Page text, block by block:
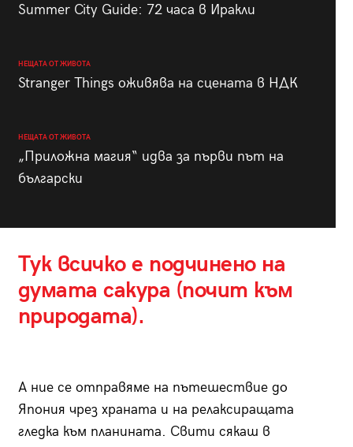
Summer City Guide: 72 часа в Иракли
НЕЩАТА ОТ ЖИВОТА
Stranger Things оживява на сцената в НДК
НЕЩАТА ОТ ЖИВОТА
„Приложна магия“ идва за първи път на
български
Тук всичко е подчинено на
думата сакура (почит към
природата).
А ние се отправяме на пътешествие до
Япония чрез храната и на релаксиращата
гледка към планината. Свити сякаш в